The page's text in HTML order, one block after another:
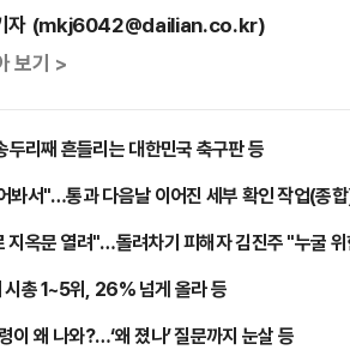
자 (mkj6042@dailian.co.kr)
보기 >
두리째 흔들리는 대한민국 축구판 등
봐서"…통과 다음날 이어진 세부 확인 작업(종
지옥문 열려"…돌려차기 피해자 김진주 "누굴
총 1~5위, 26% 넘게 올라 등
이 왜 나와?…‘왜 졌나’ 질문까지 눈살 등